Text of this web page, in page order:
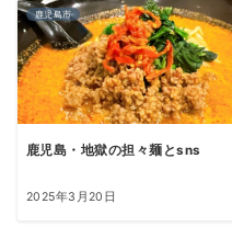
鹿児島市
鹿児島・地獄の担々麺とsns
2025年3月20日